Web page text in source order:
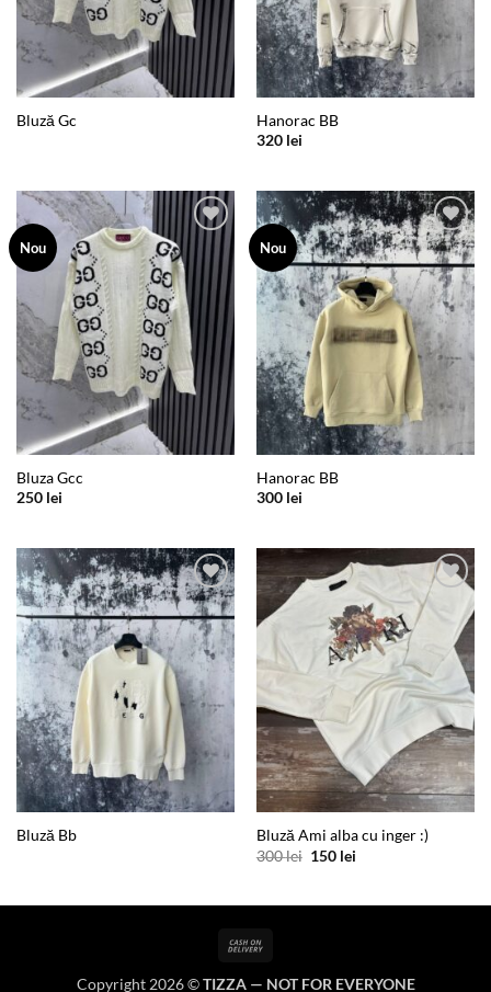
Bluză Gc
Hanorac BB
320 lei
Nou
Add to
wishlist
Bluza Gcc
250 lei
Nou
Add to
wishlist
Hanorac BB
300 lei
Add to
wishlist
Bluză Bb
Add to
wishlist
Bluză Ami alba cu inger :)
300lei Prețul
300 lei.
150 leiPrețul
Copyright 2026 ©TIZZA — NOT FOR EVERYONE